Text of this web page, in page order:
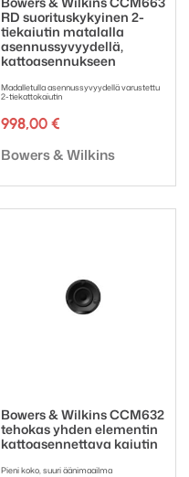
RD suorituskykyinen 2-
tiekaiutin matalalla
asennussyvyydellä,
kattoasennukseen
Madalletulla asennussyvyydellä varustettu
2-tiekattokaiutin
998,00 €
Tuotemerkki:
Bowers & Wilkins
Bowers & Wilkins CCM632
tehokas yhden elementin
kattoasennettava kaiutin
Pieni koko, suuri äänimaailma